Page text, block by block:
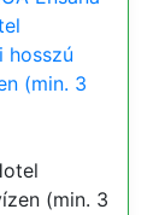
hosszú
(min. 3
(min. 3